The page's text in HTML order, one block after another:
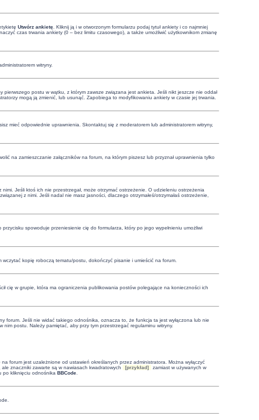
Utwórz ankietę. Kliknij ją i w otworzonym formularzu podaj tytuł ankiety i co najmniej
czas trwania ankiety (0 – bez limitu czasowego), a także umożliwić użytkownikom zmianę
witryny.
postu w wątku, z którym zawsze związana jest ankieta. Jeśli nikt jeszcze nie oddał
mogą ją zmienić, lub usunąć. Zapobiega to modyfikowaniu ankiety w czasie jej trwania.
mieć odpowiednie uprawnienia. Skontaktuj się z moderatorem lub administratorem witryny,
na zamieszczanie załączników na forum, na którym piszesz lub przyznał uprawnienia tylko
Jeśli ktoś ich nie przestrzegał, może otrzymać ostrzeżenie. O udzieleniu ostrzeżenia
z nimi. Jeśli nadal nie masz jasności, dlaczego otrzymałeś/otrzymałaś ostrzeżenie,
spowoduje przeniesienie cię do formularza, który po jego wypełnieniu umożliwi
kopię roboczą tematu/postu, dokończyć pisanie i umieścić na forum.
cię w grupie, która ma ograniczenia publikowania postów polegające na konieczności ich
forum. Jeśli nie widać takiego odnośnika, oznacza to, że funkcja ta jest wyłączona lub nie
postu. Należy pamiętać, aby przy tym przestrzegać regulaminu witryny.
forum jest uzależnione od ustawień określanych przez administratora. Można wyłączyć
znaczniki zawarte są w nawiasach kwadratowych
[przykład]
zamiast w używanych w
po kliknięciu odnośnika BBCode.